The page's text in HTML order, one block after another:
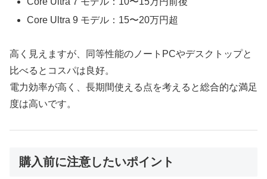
Core Ultra 9 モデル：15〜20万円超
高く見えますが、同等性能のノートPCやデスクトップと
比べるとコスパは良好。
電力効率が高く、長期間使える点を考えると総合的な満足
度は高いです。
購入前に注意したいポイント